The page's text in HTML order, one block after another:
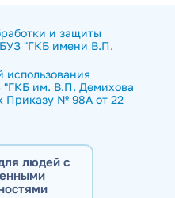
и защиты
"ГКБ имени В.П.
использования
"ГКБ им. В.П. Демихова
№ 98А от 22
людей с